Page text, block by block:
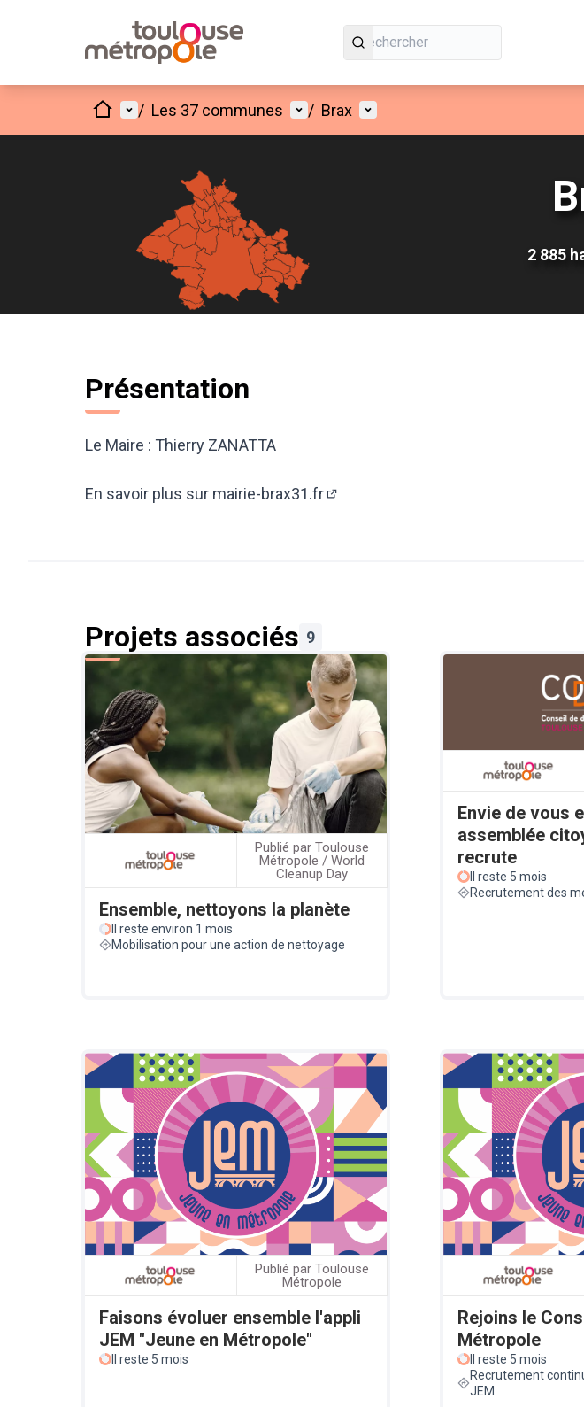
AccueilMenu principal
/ Les 37 communes Menu utilisateur
/ Brax Menu utilisateur
2 885
Présentation
Le Maire : Thierry ZANATTA
En savoir plus sur mairie-brax31.fr
Projets associés 9
Publié par Toulouse
Métropole / World
Cleanup Day
Ensemble, nettoyons la planète
Il reste environ 1 mois
Mobilisation pour une action de nettoyage
Envie de vous
assemblée
recrute
Il reste 5 mois
Recrutement des
Publié par Toulouse
Métropole
Faisons évoluer ensemble l'appli
JEM "Jeune en Métropole"
Il reste 5 mois
Rejoins le
Métropole
Il reste 5 mois
Recrutement
JEM